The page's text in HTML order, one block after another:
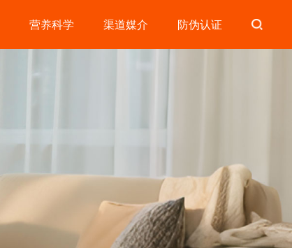
营养科学 渠道媒介 防伪认证